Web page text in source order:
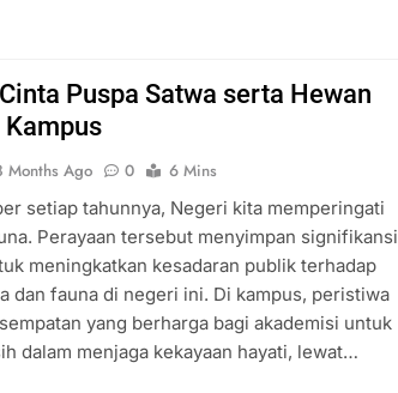
Puspa Satwa serta Hewan
Months Ago 0
6 Mins
setiap tahunnya, Negeri kita memperingati
Perayaan tersebut menyimpan signifikansi
meningkatkan kesadaran publik terhadap
dan fauna di negeri ini. Di kampus, peristiwa
yang berharga bagi akademisi untuk
dalam menjaga kekayaan hayati, lewat…